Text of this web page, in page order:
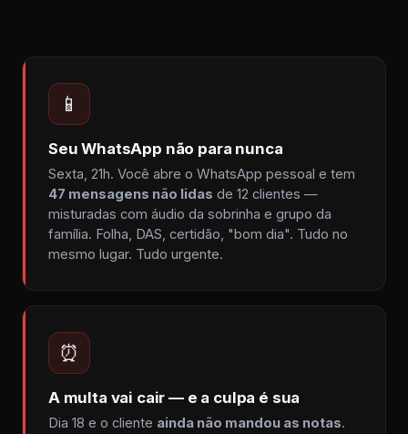
📱
Seu WhatsApp não para nunca
Sexta, 21h. Você abre o WhatsApp pessoal e tem
47 mensagens não lidas de 12 clientes —
misturadas com áudio da sobrinha e grupo da
família. Folha, DAS, certidão, "bom dia". Tudo no
mesmo lugar. Tudo urgente.
⏰
A multa vai cair — e a culpa é sua
Dia 18 e o cliente ainda não mandou as notas.